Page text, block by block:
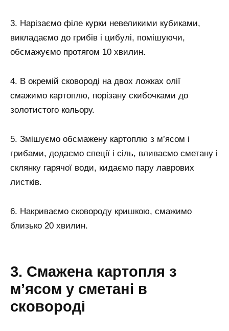
3. Нарізаємо філе курки невеликими кубиками,
викладаємо до грибів і цибулі, помішуючи,
обсмажуємо протягом 10 хвилин.
4. В окремій сковороді на двох ложках олії
смажимо картоплю, порізану скибочками до
золотистого кольору.
5. Змішуємо обсмажену картоплю з м’ясом і
грибами, додаємо спеції і сіль, вливаємо сметану і
склянку гарячої води, кидаємо пару лаврових
листків.
6. Накриваємо сковороду кришкою, смажимо
близько 20 хвилин.
3. Смажена картопля з
м’ясом у сметані в
сковороді